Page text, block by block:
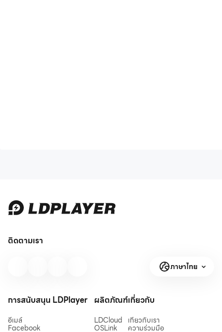
ติดตามเรา
ภาษาไทย
การสนับสนุน LDPlayer
อีเมล์
Facebook
ผลิตภัณฑ์
LDCloud
OSLink
เกี่ยวกับ
เกี่ยวกับเรา
ความร่วมมือ